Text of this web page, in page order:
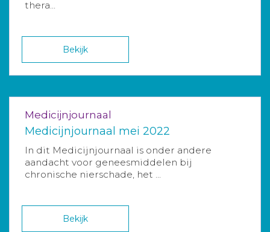
thera...
Bekijk
Medicijnjournaal
Medicijnjournaal mei 2022
In dit Medicijnjournaal is onder andere
aandacht voor geneesmiddelen bij
chronische nierschade, het ...
Bekijk